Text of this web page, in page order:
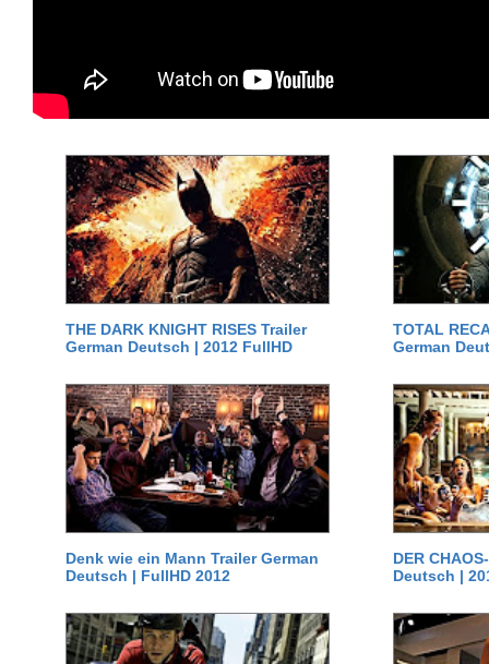
THE DARK KNIGHT RISES Trailer
German Deutsch | 2012 FullHD
TOTAL
German
Denk wie ein Mann Trailer German
Deutsch | FullHD 2012
DER
Deutsch |